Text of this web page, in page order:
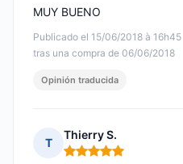
Publicado el 15/06/2018 à 16h45
tras una compra de 06/06/2018
MUY BUENO
Opinión traducida
T
Thierry S.
Nota: 5 de 5